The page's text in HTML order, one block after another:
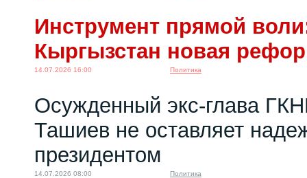
Инструмент прямой
Кыргызстан новая
14.07.2026 16:00 Политика
Осужденный экс-глава
Ташиев не оставляет
президентом
14.07.2026 08:00 Политика